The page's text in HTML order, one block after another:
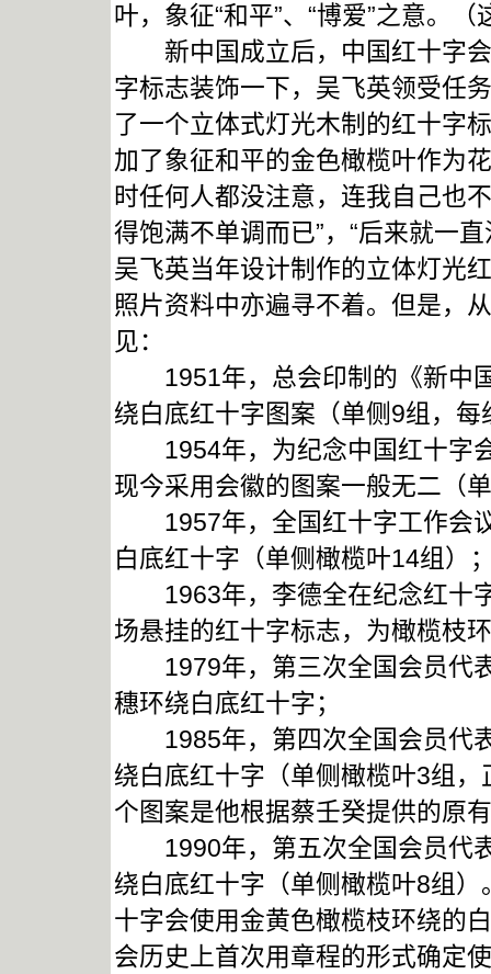
叶，象征“和平”、“博爱”之意。
新中国成立后，中国红十字会
字标志装饰一下，吴飞英领受任
了一个立体式灯光木制的红十字
加了象征和平的金色橄榄叶作为
时任何人都没注意，连我自己也
得饱满不单调而已”，“后来就一
吴飞英当年设计制作的立体灯光
照片资料中亦遍寻不着。但是，
见：
1951年，总会印制的《新中国
绕白底红十字图案（单侧9组，每
1954年，为纪念中国红十字会
现今采用会徽的图案一般无二（
1957年，全国红十字工作会议
白底红十字（单侧橄榄叶14组）
1963年，李德全在纪念红十
场悬挂的红十字标志，为橄榄枝
1979年，第三次全国会员代表
穗环绕白底红十字；
1985年，第四次全国会员代表
绕白底红十字（单侧橄榄叶3组，
个图案是他根据蔡壬癸提供的原
1990年，第五次全国会员代表
绕白底红十字（单侧橄榄叶8组
十字会使用金黄色橄榄枝环绕的
会历史上首次用章程的形式确定